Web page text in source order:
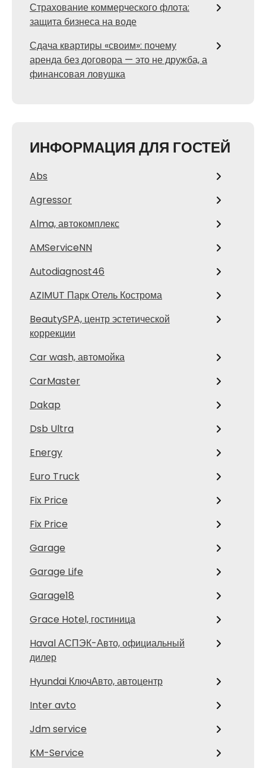
Страхование коммерческого флота:
защита бизнеса на воде
Сдача квартиры «своим»: почему
аренда без договора — это не дружба, а
финансовая ловушка
ИНФОРМАЦИЯ ДЛЯ ГОСТЕЙ
Abs
Agressor
Alma, автокомплекс
AMServiceNN
Autodiagnost46
AZIMUT Парк Отель Кострома
BeautySPA, центр эстетической
коррекции
Car wash, автомойка
CarMaster
Dakap
Dsb Ultra
Energy
Euro Truck
Fix Price
Fix Price
Garage
Garage Life
Garage18
Grace Hotel, гостиница
Haval АСПЭК-Авто, официальный
дилер
Hyundai КлючАвто, автоцентр
Inter avto
Jdm service
KM-Service